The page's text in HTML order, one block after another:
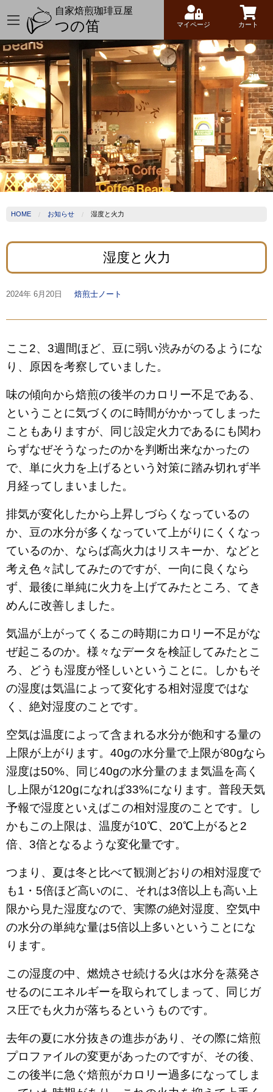
自家焙煎珈琲豆屋
つの笛 マイページ カート
HOME お知らせ 湿度と火力
湿度と火力
2024年 6月20日 焙煎士ノート
ここ2、3週間ほど、豆に弱い渋みがのるようにな
り、原因を考察していました。
味の傾向から焙煎の後半のカロリー不足である、
ということに気づくのに時間がかかってしまった
こともありますが、同じ設定火力であるにも関わ
らずなぜそうなったのかを判断出来なかったの
で、単に火力を上げるという対策に踏み切れず半
月経ってしまいました。
排気が変化したから上昇しづらくなっているの
か、豆の水分が多くなっていて上がりにくくなっ
ているのか、ならば高火力はリスキーか、などと
考え色々試してみたのですが、一向に良くなら
ず、最後に単純に火力を上げてみたところ、てき
めんに改善しました。
気温が上がってくるこの時期にカロリー不足がな
ぜ起こるのか。様々なデータを検証してみたとこ
ろ、どうも湿度が怪しいということに。しかもそ
の湿度は気温によって変化する相対湿度ではな
く、絶対湿度のことです。
空気は温度によって含まれる水分が飽和する量の
上限が上がります。40gの水分量で上限が80gなら
湿度は50%、同じ40gの水分量のまま気温を高く
し上限が120gになれば33%になります。普段天気
予報で湿度といえばこの相対湿度のことです。し
かもこの上限は、温度が10℃、20℃上がると2
倍、3倍となるような変化量です。
つまり、夏は冬と比べて観測どおりの相対湿度で
も1・5倍ほど高いのに、それは3倍以上も高い上
限から見た湿度なので、実際の絶対湿度、空気中
の水分の単純な量は5倍以上多いということにな
ります。
この湿度の中、燃焼させ続ける火は水分を蒸発さ
せるのにエネルギーを取られてしまって、同じガ
ス圧でも火力が落ちるというものです。
去年の夏に水分抜きの進歩があり、その際に焙煎
プロファイルの変更があったのですが、その後、
この後半に急ぐ焙煎がカロリー過多になってしま